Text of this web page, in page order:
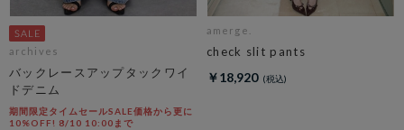
archives
バックレースアップタックワイ
ドデニム
期間限定タイムセールSALE価格から更に
10%OFF! 8/10 10:00まで
amerge.
check slit pants
￥18,920